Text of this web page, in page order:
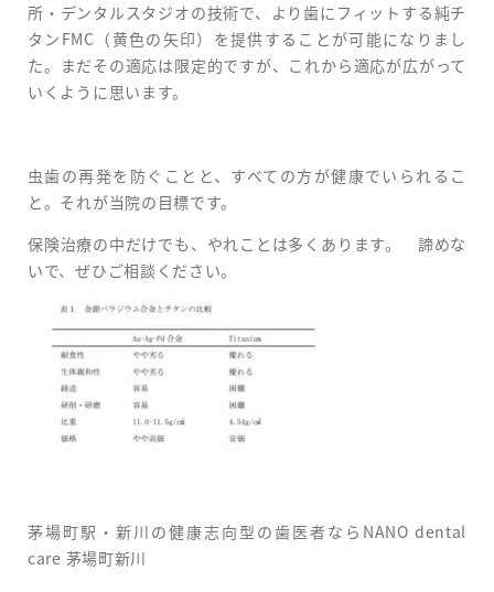
所・デンタルスタジオの技術で、より歯にフィットする純チ
タンFMC（黄色の矢印）を提供することが可能になりまし
た。まだその適応は限定的ですが、これから適応が広がって
いくように思います。
虫歯の再発を防ぐことと、すべての方が健康でいられるこ
と。それが当院の目標です。
保険治療の中だけでも、やれことは多くあります。 諦めな
いで、ぜひご相談ください。
茅場町駅・新川の健康志向型の歯医者ならNANO dental
care 茅場町新川